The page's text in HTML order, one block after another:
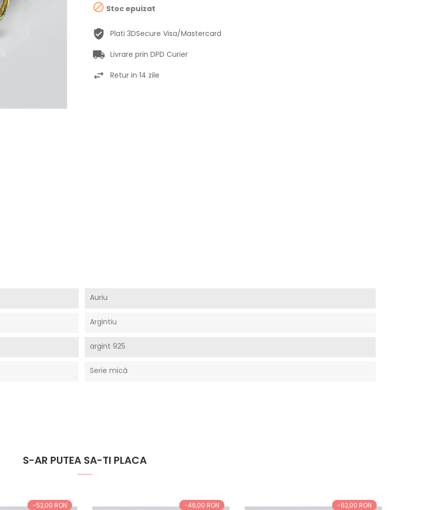
 Stoc epuizat
Plati 3DSecure Visa/Mastercard
Livrare prin DPD Curier
Retur in 14 zile
Auriu
Argintiu
argint 925
Serie mică
S-AR PUTEA SA-TI PLACA
-52,00 RON -46,00 RON -62,00 RON